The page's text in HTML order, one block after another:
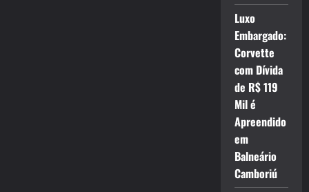
Luxo
Embargado:
Corvette
com Dívida
de R$ 119
Mil é
Apreendido
em
Balneário
Camboriú